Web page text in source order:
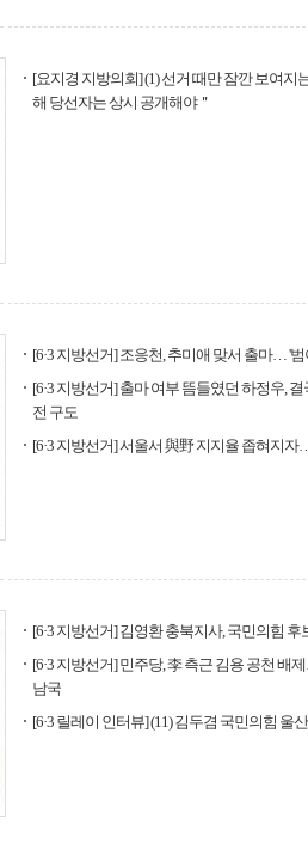
[요지경 지방의회] (1) 선거 때만 잠깐 보여
해 당선자는 상시 공개해야＂
[6·3 지방선거] 조응천, 추미애 맞서 출마… '
[6·3 지방선거] 출마 여부 뜸들였던 하정우,
전 구도
[6·3 지방선거] 서울서 與野 지지율 좁혀지
[6·3 지방선거] 김영환 충북지사, 국민의힘 후
[6·3 지방선거] 민주당, 李 측근 김용 공천 배
남국
[6·3 릴레이 인터뷰] (11) 김두겸 국민의힘 울